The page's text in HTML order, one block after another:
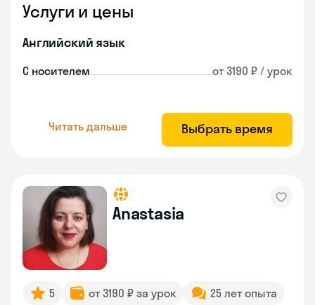
Услуги и цены
Английский язык
С носителем от 3190 ₽ / урок
Читать дальше Выбрать время
Anastasia
5 от 3190 ₽ за урок
25 лет опыта